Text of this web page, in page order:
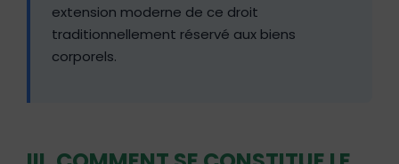
extension moderne de ce droit
traditionnellement réservé aux biens
corporels.